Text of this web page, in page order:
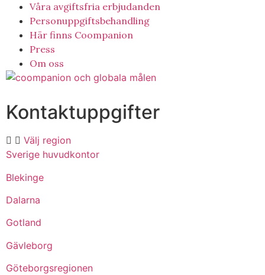
Våra avgiftsfria erbjudanden
Personuppgiftsbehandling
Här finns Coompanion
Press
Om oss
Kontaktuppgifter
Välj region
Sverige huvudkontor
Blekinge
Dalarna
Gotland
Gävleborg
Göteborgsregionen